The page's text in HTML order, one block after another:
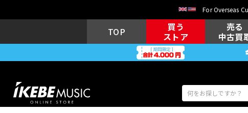
For Overseas
TOP
買う
ストア
売る
中古買